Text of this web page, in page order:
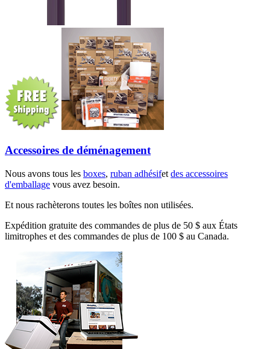
Accessoires de déménagement
Nous avons tous les boxes, ruban adhésifet des accessoires
d'emballage vous avez besoin.
Et nous rachèterons toutes les boîtes non utilisées.
Expédition gratuite des commandes de plus de 50 $ aux États
limitrophes et des commandes de plus de 100 $ au Canada.